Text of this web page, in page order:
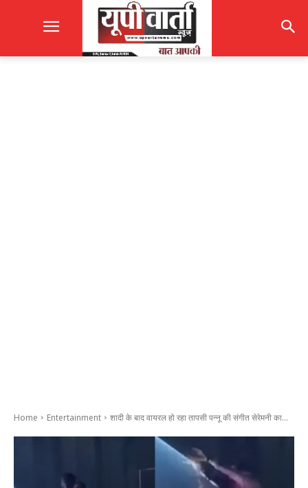
Home Entertainment शादी के बाद वायरल हो रहा तापसी पन्नू की संगीत सेरेमनी का...